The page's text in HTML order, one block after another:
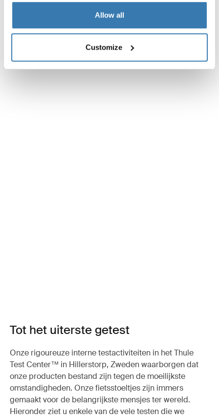
Allow all
Customize
Tot het uiterste getest
Onze rigoureuze interne testactiviteiten in het Thule
Test Center™ in Hillerstorp, Zweden waarborgen dat
onze producten bestand zijn tegen de moeilijkste
omstandigheden. Onze fietsstoeltjes zijn immers
gemaakt voor de belangrijkste mensjes ter wereld.
Hieronder ziet u enkele van de vele testen die we